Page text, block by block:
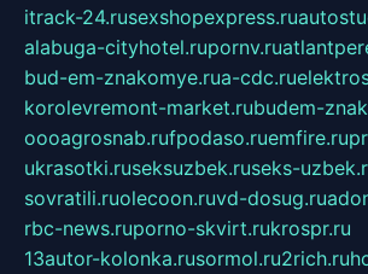
itrack-24.rusexshopexpress.ru
alabuga-cityhotel.rupornv.ru
bud-em-znakomye.rua-cdc.ru
korolevremont-market.rubudem-
oooagrosnab.rufpodaso.ruemfire.ru
ukrasotki.ruseksuzbek.ruseks-
sovratili.ruolecoon.ruvd-dosug.ru
rbc-news.ruporno-skvirt.rukrospr.ru
13autor-kolonka.rusormol.ru2rich.ru